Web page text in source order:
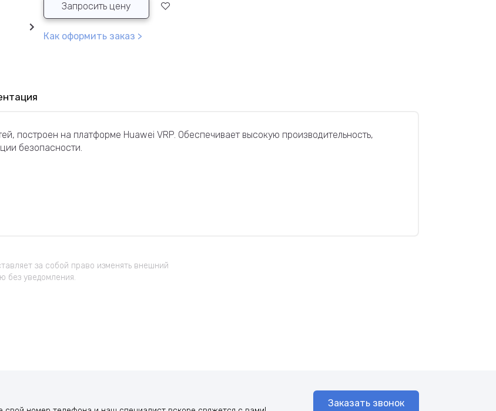
Запросить цену
Как оформить заказ >
построен на платформе Huawei VRP. Обеспечивает высокую производительность,
безопасности.
за собой право изменять внешний
без уведомления.
Заказать звонок